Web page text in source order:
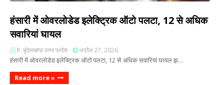
हंसारी में ओवरलोडेड इलेक्ट्रिक ऑटो पलटा, 12 से अधिक
सवारियां घायल
R. बुंदेलखण्ड उत्तर प्रदेश अप्रैल 27, 2026
हंसारी में ओवरलोडेड इलेक्ट्रिक ऑटो पलटा, 12 से अधिक सवारियां घायल झ…
Read more »